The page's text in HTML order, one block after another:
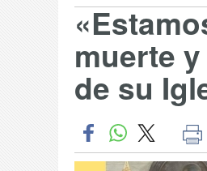
muerte
de su